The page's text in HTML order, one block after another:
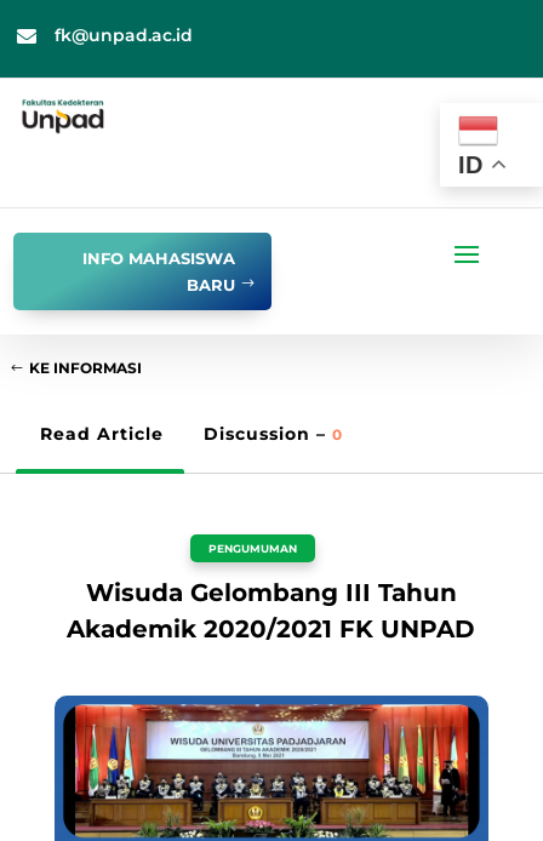
 fk@unpad.ac.id
ID
INFO MAHASISWA
BARU
KE INFORMASI
Read Article Discussion – 0
PENGUMUMAN
Wisuda Gelombang III Tahun
Akademik 2020/2021 FK UNPAD